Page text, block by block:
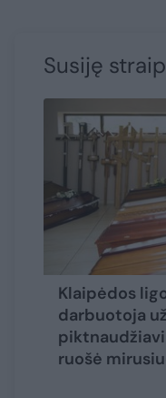
Susiję
Klaipėdos
darbuotoja už
ruošė